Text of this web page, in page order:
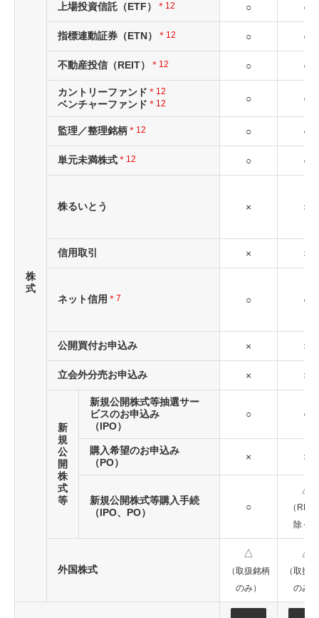
株
式
上場投資信託（ETF） ＊12 ○ ○
指標連動証券（ETN） ＊12 ○ ○
不動産投信（REIT） ＊12 ○ ○
カントリーファンド ＊12
ベンチャーファンド ＊12 ○ ○
監理／整理銘柄 ＊12 ○ ○
単元未満株式 ＊12 ○ ○
株るいとう × ×
信用取引 × ×
ネット信用 ＊7 ○ ○
公開買付お申込み × ×
立会外分売お申込み × ×
新
規
公
開
株
式
等
新規公開株式等抽選サー
ビスのお申込み
（IPO）
○ ○
購入希望のお申込み
（PO）
× ×
新規公開株式等購入手続
（IPO、PO）
○
△
（REIT
除く）
外国株式
△
（取扱銘柄
のみ）
△
（取扱
のみ）